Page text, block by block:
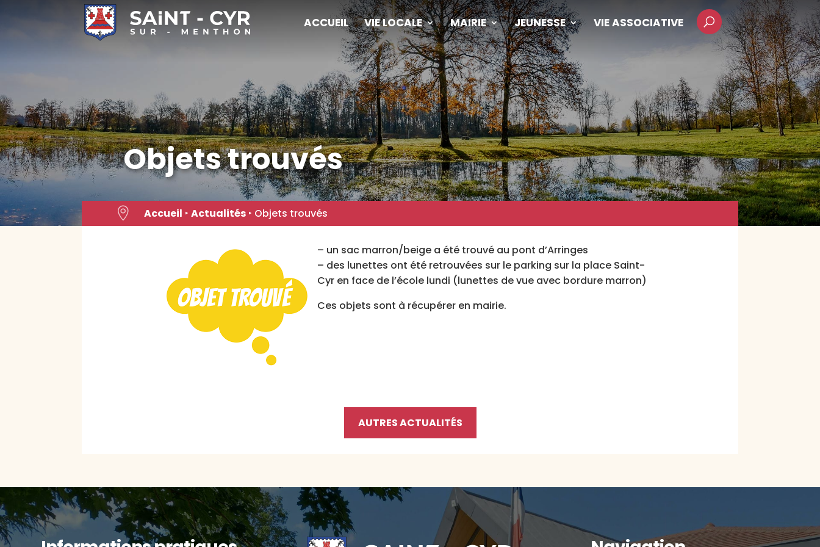
ACCUEIL VIE LOCALE MAIRIE JEUNESSE VIE ASSOCIATIVE
Objets trouvés
 Accueil ‣ Actualités‣ Objets trouvés
– un sac marron/beige a été trouvé au pont d’Arringes
– des lunettes ont été retrouvées sur le parking sur la place Saint-
Cyr en face de l’école lundi (lunettes de vue avec bordure marron)
Ces objets sont à récupérer en mairie.
AUTRES ACTUALITÉS